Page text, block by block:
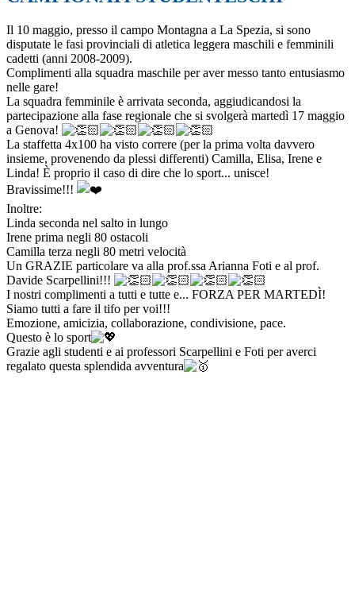
Il 10 maggio, presso il campo Montagna a La Spezia, si sono
disputate le fasi provinciali di atletica leggera maschili e femminili
cadetti (anni 2008-2009).
Complimenti alla squadra maschile per aver messo tanto entusiasmo
nelle gare!
La squadra femminile è arrivata seconda, aggiudicandosi la
partecipazione alla fase regionale che si svolgerà martedì 17 maggio
a Genova!
La staffetta 4x100 ha visto correre (per la prima volta davvero
insieme, provenendo da plessi differenti) Camilla, Elisa, Irene e
Linda! È proprio il caso di dire che lo sport... unisce!
Bravissime!!!
Inoltre:
Linda seconda nel salto in lungo
Irene prima negli 80 ostacoli
Camilla terza negli 80 metri velocità
Un GRAZIE particolare va alla prof.ssa Arianna Foti e al prof.
Davide Scarpellini!!!
I nostri complimenti a tutti e tutte e... FORZA PER MARTEDÌ!
Siamo tutti a fare il tifo per voi!!!
Emozione, amicizia, collaborazione, condivisione, pace.
Questo è lo sport
Grazie agli studenti e ai professori Scarpellini e Foti per averci
regalato questa splendida avventura